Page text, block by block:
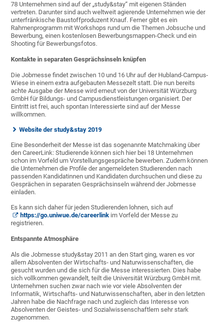
78 Unternehmen sind auf der „study&stay“ mit eigenen Ständen
vertreten. Darunter sind auch weltweit agierende Unternehmen wie der
unterfränkische Baustoffproduzent Knauf. Ferner gibt es ein
Rahmenprogramm mit Workshops rund um die Themen Jobsuche und
Bewerbung, einen kostenlosen Bewerbungsmappen-Check und ein
Shooting für Bewerbungsfotos.
Kontakte in separaten Gesprächsinseln knüpfen
Die Jobmesse findet zwischen 10 und 16 Uhr auf der Hubland-Campus-
Wiese in einem extra aufgebauten Messezelt statt. Die nun bereits
achte Ausgabe der Messe wird erneut von der Universität Würzburg
GmbH für Bildungs- und Campusdienstleistungen organisiert. Der
Eintritt ist frei, auch spontan Interessierte sind auf der Messe
willkommen.
Website der study&stay 2019
Eine Besonderheit der Messe ist das sogenannte Matchmaking über
den CareerLink: Studierende können sich hier bei 18 Unternehmen
schon im Vorfeld um Vorstellungsgespräche bewerben. Zudem können
die Unternehmen die Profile der angemeldeten Studierenden nach
passenden Kandidatinnen und Kandidaten durchsuchen und diese zu
Gesprächen in separaten Gesprächsinseln während der Jobmesse
einladen.
Es kann sich daher für jeden Studierenden lohnen, sich auf
https://go.uniwue.de/careerlink im Vorfeld der Messe zu
registrieren.
Entspannte Atmosphäre
Als die Jobmesse study&stay 2011 an den Start ging, waren es vor
allem Absolventen der Wirtschafts- und Naturwissenschaften, die
gesucht wurden und die sich für die Messe interessierten. Dies habe
sich vollkommen gewandelt, teilt die Universität Würzburg GmbH mit.
Unternehmen suchen zwar nach wie vor viele Absolventen der
Informatik, Wirtschafts- und Naturwissenschaften, aber in den letzten
Jahren habe die Nachfrage nach und zugleich das Interesse von
Absolventen der Geistes- und Sozialwissenschaftlern sehr stark
zugenommen.